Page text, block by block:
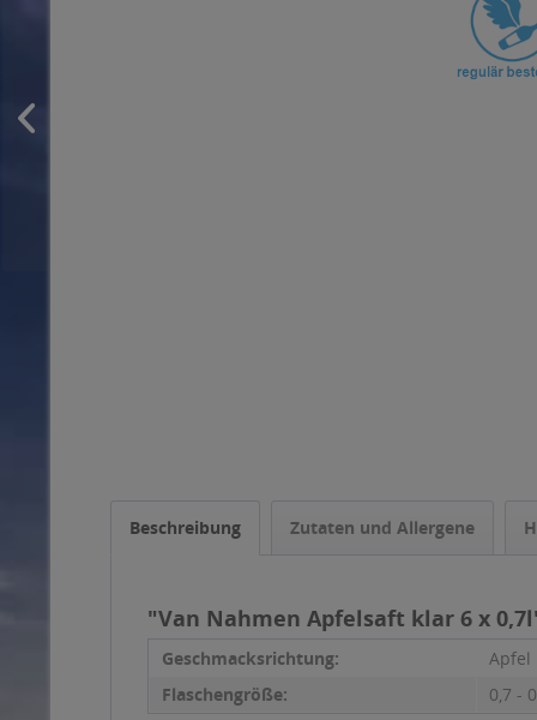
Beschreibung Zutaten und Allergene
"Van Nahmen Apfelsaft klar 6 x
Geschmacksrichtung:
Apfel
Flaschengröße:
0,7 -